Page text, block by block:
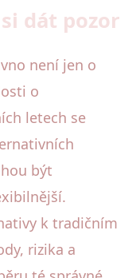
dát pozor
není jen o
o
letech se
být
k tradičním
rizika a